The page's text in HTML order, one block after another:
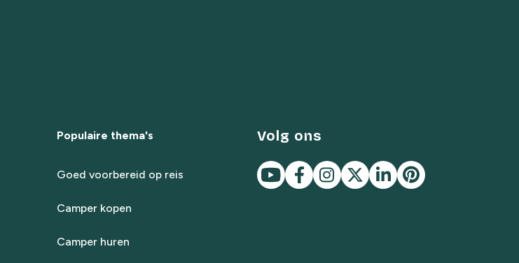
Populaire thema's
Goed voorbereid op reis
Camper kopen
Camper huren
Volg ons